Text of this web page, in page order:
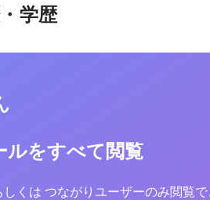
学歴
ルをすべて閲覧
しくは つながりユーザーのみ閲覧